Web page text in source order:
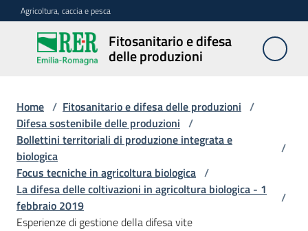
Vai al contenuto
Vai alla navigazione
Vai al footer
Agricoltura, caccia e pesca
Fitosanitario e difesa
delle produzioni
Fitosanitario
e difesa
produzioni
Avversità
delle
piante
Home / Fitosanitario e difesa delle produzioni /
Difesa sostenibile delle produzioni /
Bollettini territoriali di produzione integrata e
biologica
/
Focus tecniche in agricoltura biologica /
La difesa delle coltivazioni in agricoltura biologica - 1
febbraio 2019
/
Esperienze di gestione della difesa vite